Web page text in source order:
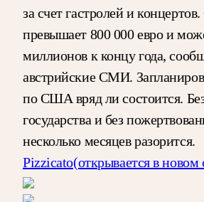
за счет гастролей и
превышает 800 000 евро и
миллионов к концу года,
австрийские СМИ.
по США вряд ли состоится.
государства и без
несколько месяцев разорится.
Pizzicato(открывается в новом